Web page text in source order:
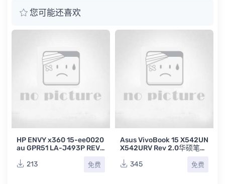
您可能还喜欢
HP ENVY x360 15-ee0020
au GPR51 LA-J493P REV
原理图
213 免费
Asus VivoBook 15 X542UN
X542URV Rev 2.0华硕笔记
345
免费